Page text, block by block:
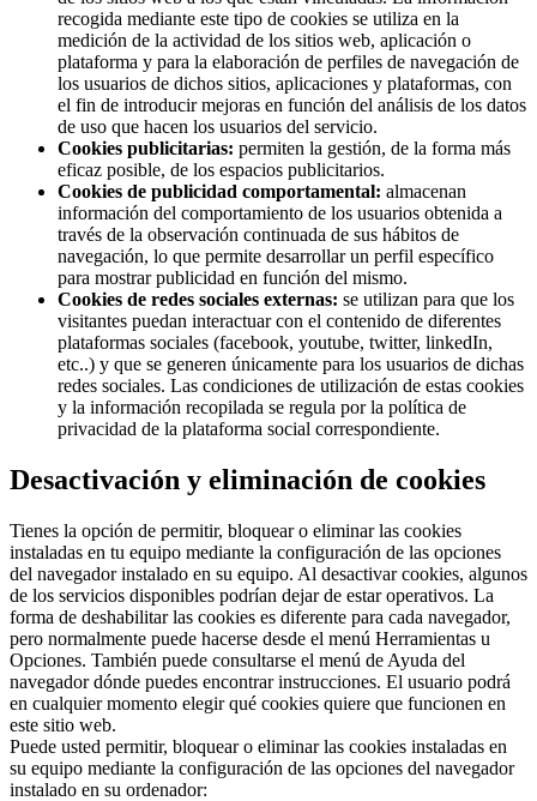
recogida mediante este tipo de cookies se utiliza en la
medición de la actividad de los sitios web, aplicación o
plataforma y para la elaboración de perfiles de navegación de
los usuarios de dichos sitios, aplicaciones y plataformas, con
el fin de introducir mejoras en función del análisis de los datos
de uso que hacen los usuarios del servicio.
Cookies publicitarias: permiten la gestión, de la forma más
eficaz posible, de los espacios publicitarios.
Cookies de publicidad comportamental: almacenan
información del comportamiento de los usuarios obtenida a
través de la observación continuada de sus hábitos de
navegación, lo que permite desarrollar un perfil específico
para mostrar publicidad en función del mismo.
Cookies de redes sociales externas: se utilizan para que los
visitantes puedan interactuar con el contenido de diferentes
plataformas sociales (facebook, youtube, twitter, linkedIn,
etc..) y que se generen únicamente para los usuarios de dichas
redes sociales. Las condiciones de utilización de estas cookies
y la información recopilada se regula por la política de
privacidad de la plataforma social correspondiente.
Desactivación y eliminación de cookies
Tienes la opción de permitir, bloquear o eliminar las cookies
instaladas en tu equipo mediante la configuración de las opciones
del navegador instalado en su equipo. Al desactivar cookies, algunos
de los servicios disponibles podrían dejar de estar operativos. La
forma de deshabilitar las cookies es diferente para cada navegador,
pero normalmente puede hacerse desde el menú Herramientas u
Opciones. También puede consultarse el menú de Ayuda del
navegador dónde puedes encontrar instrucciones. El usuario podrá
en cualquier momento elegir qué cookies quiere que funcionen en
este sitio web.
Puede usted permitir, bloquear o eliminar las cookies instaladas en
su equipo mediante la configuración de las opciones del navegador
instalado en su ordenador: